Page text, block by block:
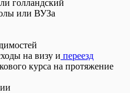
голландский
или ВУЗа
на визу и переезд
курса на протяжение